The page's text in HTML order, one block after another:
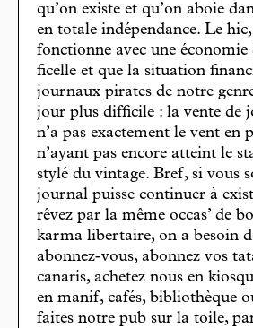
qu’on existe et qu’on aboie
en totale indépendance. Le hic,
fonctionne avec une économie
ficelle et que la situation
journaux pirates de notre
jour plus difficile : la vente de
n’a pas exactement le vent
n’ayant pas encore atteint le
stylé du vintage. Bref, si vous
journal puisse continuer à
rêvez par la même occas’ de
karma libertaire, on a besoin
abonnez-vous, abonnez vos
canaris, achetez nous en
en manif, cafés, bibliothèque
faites notre pub sur la toile,